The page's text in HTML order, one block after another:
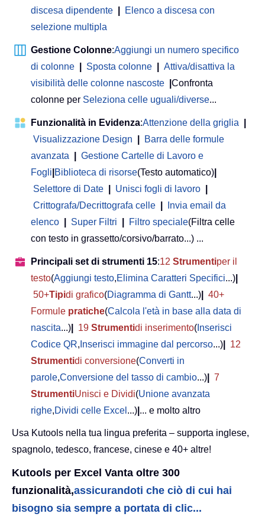
discesa dipendente
Elenco a discesa con
selezione multipla
Gestione Colonne:Aggiungi un numero specifico
di colonne
Sposta colonne
Attiva/disattiva la
visibilità delle colonne nascoste
Confronta
colonne per Seleziona celle uguali/diverse...
Funzionalità in Evidenza:Attenzione della griglia
Visualizzazione Design
Barra delle formule
avanzata
Gestione Cartelle di Lavoro e
Fogli Biblioteca di risorse(Testo automatico)
Selettore di Date
Unisci fogli di lavoro
Crittografa/Decrittografa celle
Invia email da
elenco
Super Filtri Filtro speciale(Filtra celle
con testo in grassetto/corsivo/barrato...) ...
Principali set di strumenti 15:12 Strumentiper il
testo(Aggiungi testo,Elimina Caratteri Specifici...)
50+Tipidi grafico(Diagramma di Gantt...)
40+
Formule pratiche(Calcola l'età in base alla data di
nascita...) 19 Strumentidi inserimento( Inserisci
Codice QR, Inserisci immagine dal percorso...)
12
Strumentidi conversione(Converti in
parole,Conversione del tasso di cambio...)
7
StrumentiUnisci e Dividi(Unione avanzata
righe,Dividi celle Excel ...) ... e molto altro
Usa Kutools nella tua lingua preferita – supporta inglese,
spagnolo, tedesco, francese, cinese e 40+ altre!
Kutools per Excel Vanta oltre 300
funzionalità,assicurandoti che ciò di cui hai
bisogno sia sempre a portata di clic...